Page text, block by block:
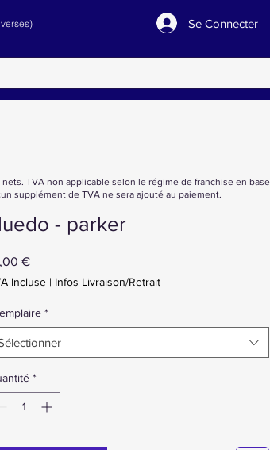
Se Connecter
- parker
€Prix
Incluse | Infos Livraison/Retrait
*
*
nets. TVA non applicable selon le régime de franchise en base.
supplément de TVA ne sera ajouté au paiement.